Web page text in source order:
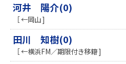
河井 陽介(0)
［ ←岡山 ]
田川 知樹(0)
［ ←横浜FM／期限付き移籍 ]